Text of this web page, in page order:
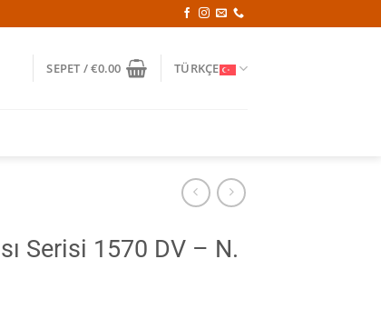
SEPET /€0.00 TÜRKÇE
Serisi 1570 DV – N.